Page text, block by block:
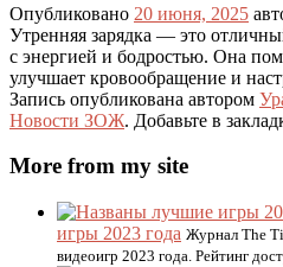
Опубликовано 20 июня, 2025
Утренняя зарядка — это
с энергией и бодростью. Она
улучшает кровообращение и
Запись опубликована автором
Новости ЗОЖ. Добавьте в
More from my site
игры 2023 года Журнал The
видеоигр 2023 года. Рейтинг